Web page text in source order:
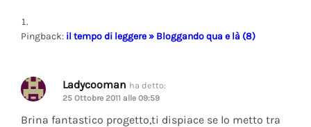
Pingback: il tempo di leggere » Bloggando qua e là (8)
Ladycooman ha detto:
25 Ottobre 2011 alle 09:59
Brina fantastico progetto,ti dispiace se lo metto tra